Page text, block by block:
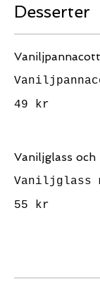
Desserter
49 kr
Vaniljglass
Vaniljglass
55 kr